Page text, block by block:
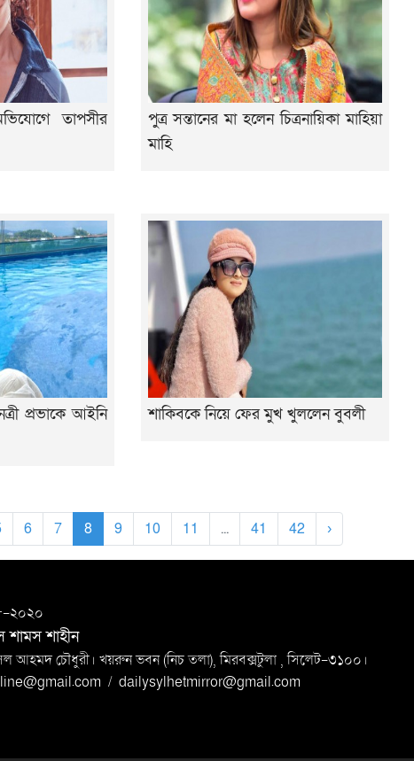
তাপসীর
পুত্র সন্তানের মা হলেন চিত্রনায়িকা মাহিয়া
মাহি
প্রভাকে আইনি
শাকিবকে নিয়ে ফের মুখ খুললেন বুবলী
6 7 8 9 10 11 ... 41 42 ›
২০২০
শামস শাহীন
আহমদ চৌধুরী। খয়রুন ভবন (নিচ তলা), মিরবক্সটুলা ,সি‌লেট-৩১০০।
/ dailysylhetmirror@gmail.com